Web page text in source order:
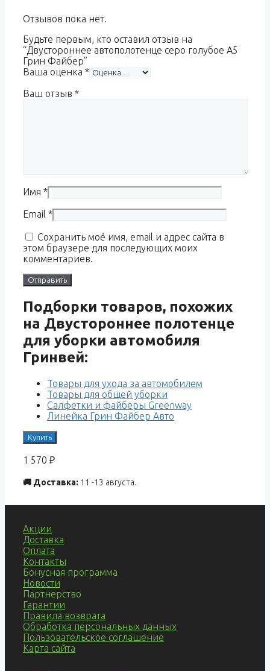
Отзывов пока нет.
Будьте первым, кто оставил отзыв на
“Двустороннее автополотенце серо голубое A5
Грин Файбер”
Ваша оценка *
Ваш отзыв *
Имя *
Email *
Сохранить моё имя, email и адрес сайта в
этом браузере для последующих моих
комментариев.
Подборки товаров, похожих
на Двустороннее полотенце
для уборки автомобиля
Гринвей:
Товары для ухода за автомобилем
Товары для общей уборки
Салфетки и файберы Greenway
Линейка Грин Файбер Авто
Купить
1 570 ₽
🚚 Доставка: 11 -13 августа.
Акции
Доставка
Оплата
Контакты
Бонусная программа
Новости
Партнерство
Гарантии
Правила возврата
Обработка персональных данных
Пользовательское соглашение
Карта сайта